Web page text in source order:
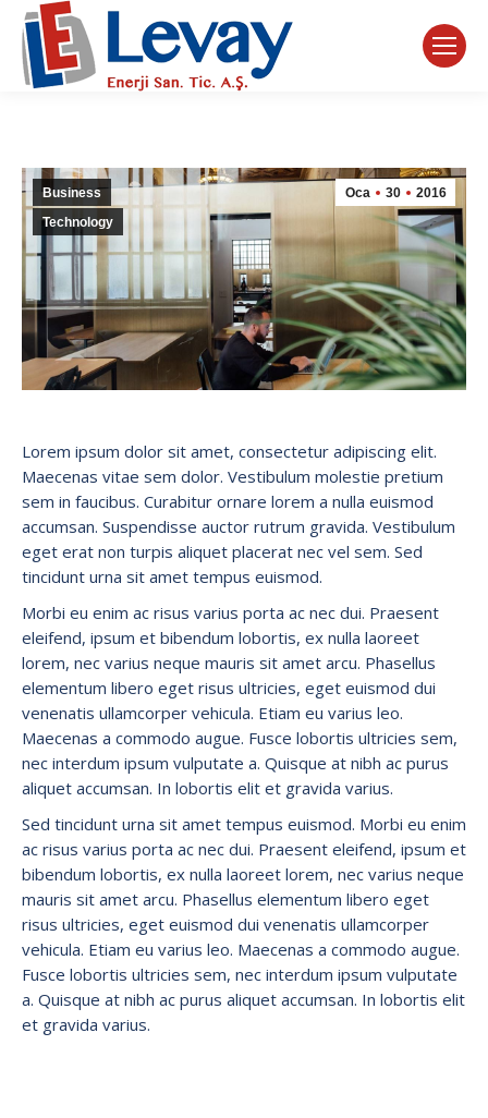
Oca 30 2016
Business
Technology
Lorem ipsum dolor sit amet, consectetur adipiscing elit.
Maecenas vitae sem dolor. Vestibulum molestie pretium
sem in faucibus. Curabitur ornare lorem a nulla euismod
accumsan. Suspendisse auctor rutrum gravida. Vestibulum
eget erat non turpis aliquet placerat nec vel sem. Sed
tincidunt urna sit amet tempus euismod.
Morbi eu enim ac risus varius porta ac nec dui. Praesent
eleifend, ipsum et bibendum lobortis, ex nulla laoreet
lorem, nec varius neque mauris sit amet arcu. Phasellus
elementum libero eget risus ultricies, eget euismod dui
venenatis ullamcorper vehicula. Etiam eu varius leo.
Maecenas a commodo augue. Fusce lobortis ultricies sem,
nec interdum ipsum vulputate a. Quisque at nibh ac purus
aliquet accumsan. In lobortis elit et gravida varius.
Sed tincidunt urna sit amet tempus euismod. Morbi eu enim
ac risus varius porta ac nec dui. Praesent eleifend, ipsum et
bibendum lobortis, ex nulla laoreet lorem, nec varius neque
mauris sit amet arcu. Phasellus elementum libero eget
risus ultricies, eget euismod dui venenatis ullamcorper
vehicula. Etiam eu varius leo. Maecenas a commodo augue.
Fusce lobortis ultricies sem, nec interdum ipsum vulputate
a. Quisque at nibh ac purus aliquet accumsan. In lobortis elit
et gravida varius.